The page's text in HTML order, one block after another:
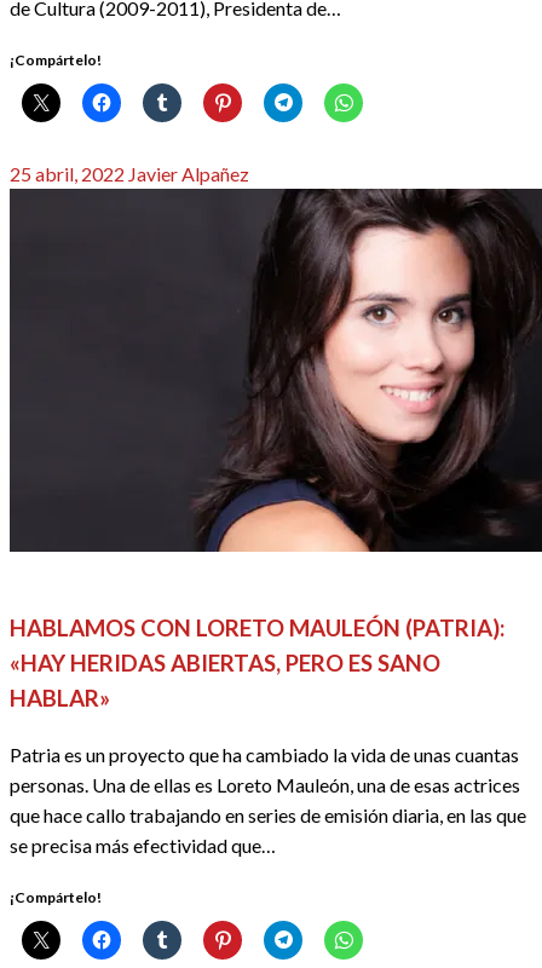
de Cultura (2009-2011), Presidenta de…
¡Compártelo!
Publicado
25 abril, 2022 Javier Alpañez
HABLAMOS CON LORETO MAULEÓN (PATRIA):
«HAY HERIDAS ABIERTAS, PERO ES SANO
HABLAR»
Patria es un proyecto que ha cambiado la vida de unas cuantas
personas. Una de ellas es Loreto Mauleón, una de esas actrices
que hace callo trabajando en series de emisión diaria, en las que
se precisa más efectividad que…
¡Compártelo!